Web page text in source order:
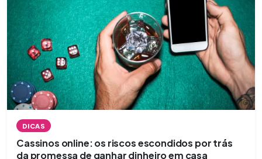
DICAS
Cassinos online: os riscos escondidos por trás
da promessa de ganhar dinheiro em casa